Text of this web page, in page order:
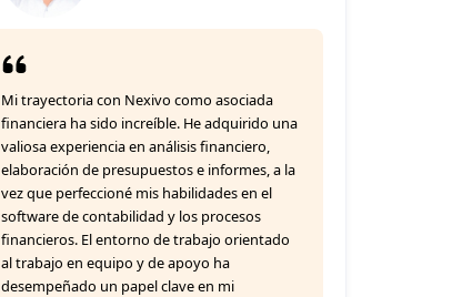
Mi trayectoria con Nexivo como asociada
financiera ha sido increíble. He adquirido una
valiosa experiencia en análisis financiero,
elaboración de presupuestos e informes, a la
vez que perfeccioné mis habilidades en el
software de contabilidad y los procesos
financieros. El entorno de trabajo orientado
al trabajo en equipo y de apoyo ha
desempeñado un papel clave en mi